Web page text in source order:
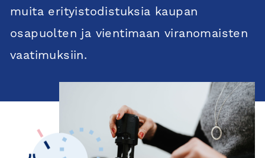
muita erityistodistuksia kaupan
osapuolten ja vientimaan viranomaisten
vaatimuksiin.